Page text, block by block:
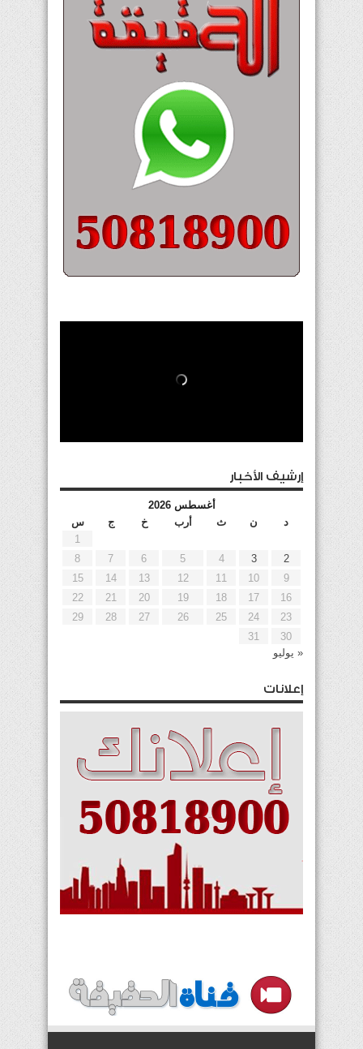
إرشيف الأخبار
أغسطس 2026
د
ن ث أرب خ ج
س
1
2
3
4
5
6
7
8
9
10
11
12
13
14
15
16
17
18
19
20
21
22
23
24
25
26
27
28
29
30
31
« يوليو
إعلانات